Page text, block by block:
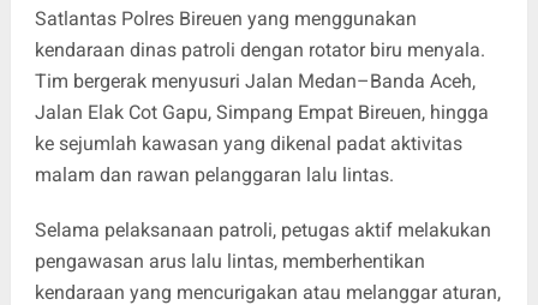
Satlantas Polres Bireuen yang menggunakan
kendaraan dinas patroli dengan rotator biru menyala.
Tim bergerak menyusuri Jalan Medan–Banda Aceh,
Jalan Elak Cot Gapu, Simpang Empat Bireuen, hingga
ke sejumlah kawasan yang dikenal padat aktivitas
malam dan rawan pelanggaran lalu lintas.
Selama pelaksanaan patroli, petugas aktif melakukan
pengawasan arus lalu lintas, memberhentikan
kendaraan yang mencurigakan atau melanggar aturan,